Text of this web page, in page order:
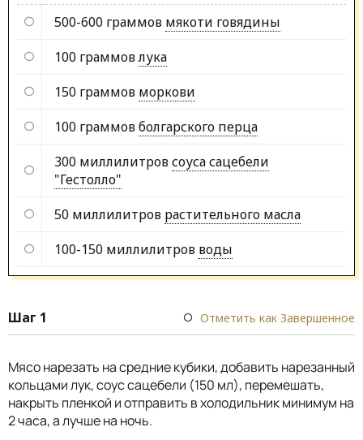
500-600 граммов мякоти говядины
100 граммовлука
150 граммов моркови
100 граммовболгарского перца
300 миллилитровсоуса сацебели
"Гестолло"
50 миллилитров растительного масла
100-150 миллилитров воды
Шаг 1 Отметить как Завершенное
Мясо нарезать на средние кубики, добавить нарезанный
кольцами лук, соус сацебели (150 мл), перемешать,
накрыть пленкой и отправить в холодильник минимум на
2 часа, а лучше на ночь.